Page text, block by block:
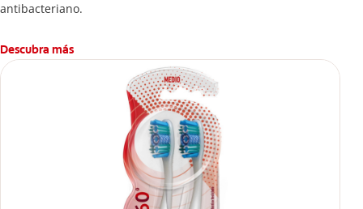
antibacteriano.
Descubra más